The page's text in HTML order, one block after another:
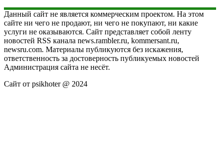
Данный сайт не является коммерческим проектом. На этом
сайте ни чего не продают, ни чего не покупают, ни какие
услуги не оказываются. Сайт представляет собой ленту
новостей RSS канала news.rambler.ru, kommersant.ru,
newsru.com. Материалы публикуются без искажения,
ответственность за достоверность публикуемых новостей
Администрация сайта не несёт.
Сайт от psikhoter @ 2024